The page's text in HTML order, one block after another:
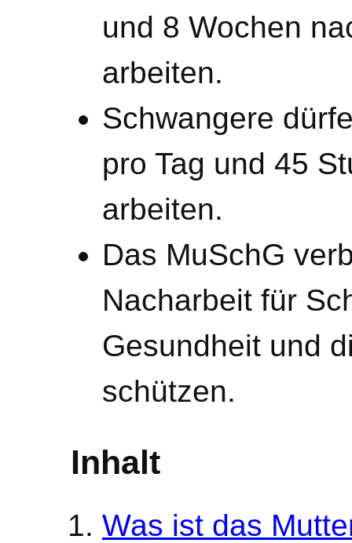
und 8 Wochen
arbeiten.
Schwangere
pro Tag und 45
arbeiten.
Das MuSchG
Nacharbeit für
Gesundheit und
schützen.
Inhalt
Was ist das